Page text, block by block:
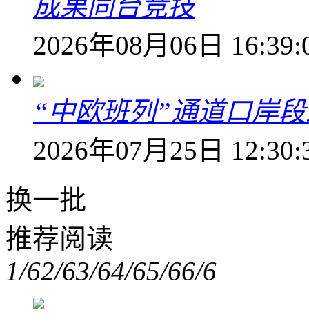
成果同台竞技
2026年08月06日
“中欧班列”通道口岸
2026年07月25日
换一批
推荐阅读
1/62/63/64/65/66/6